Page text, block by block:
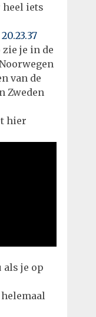
heel iets
je in de
van de
Zweden
hier
als je op